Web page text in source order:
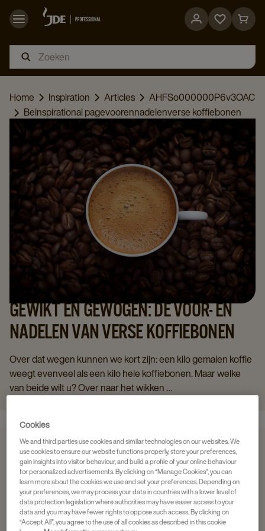
Go
page
Go
page
Home Inspiration Articles
AHFSo000000P6v3OAC
Beinspirational pagevoorennadelenverse koffiebonen
GEWIKT EN GEWOGEN: DE VOOR- EN
NADELEN VAN VERSE KOFFIEBONEN
Over dat wegen kunnen we kort zijn: een kilo gemalen koffie
weegt evenveel als een kilo hele koffiebonen. Maar welke
van beide wilt u? Over naar het wikken …
Cookies
We and third parties use cookies and similar technologies on our websites. We
use cookies to ensure our website functions properly, store your preferences,
gain insights into visitor behaviour, and build a profile of your online behaviour
for personalized advertisements. By clicking on “Manage Cookies”, you can
learn more about the cookies we use and set your preferences. Depending on
your preferences, we may process your data in countries with a lower level of
data protection legislation where authorities may have easier access to your
data and you may have fewer rights to oppose such access. By clicking on
“Accept All”, you agree to the use of all cookies as described in this cookie